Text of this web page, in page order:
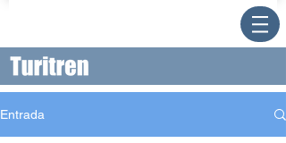
Entrada